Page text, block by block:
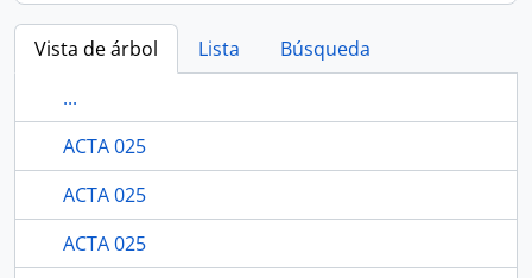
Vista de árbol Lista
Búsqueda
...
ACTA 025
ACTA 025
ACTA 025